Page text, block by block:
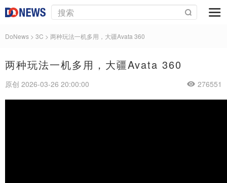
DoNews > 3C > 两种玩法一机多用，大疆Avata 360
两种玩法一机多用，大疆Avata 360
原创 2026-03-26 20:00:00 276551